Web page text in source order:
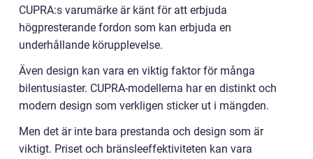
CUPRA:s varumärke är känt för att erbjuda
högpresterande fordon som kan erbjuda en
underhållande körupplevelse.
Även design kan vara en viktig faktor för många
bilentusiaster. CUPRA-modellerna har en distinkt och
modern design som verkligen sticker ut i mängden.
Men det är inte bara prestanda och design som är
viktigt. Priset och bränsleeffektiviteten kan vara